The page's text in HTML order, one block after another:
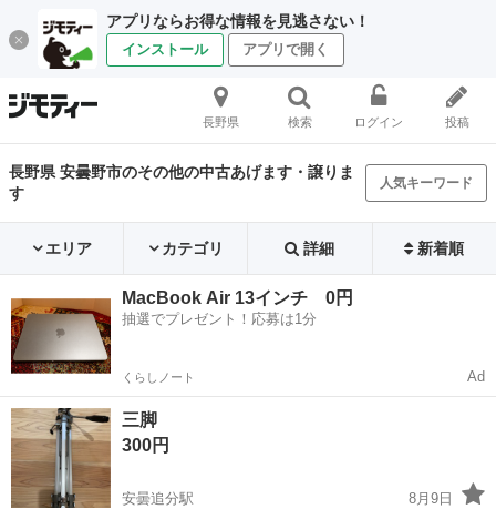
アプリならお得な情報を見逃さない！
インストール アプリで開く
長野県 検索 ログイン 投稿
長野県 安曇野市のその他の中古あげます・譲りま
す
人気キーワード
エリア カテゴリ 詳細 新着順
MacBook Air 13インチ 0円
抽選でプレゼント！応募は1分
くらしノート Ad
三脚
300円
安曇追分駅
8月9日